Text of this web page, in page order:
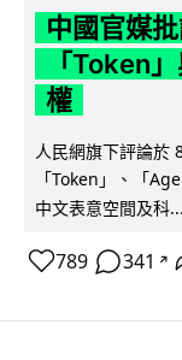
中國官媒
「Token
權
人民網旗下評論於
「Token」、「
中文表意空間及科...
789 341 ↗